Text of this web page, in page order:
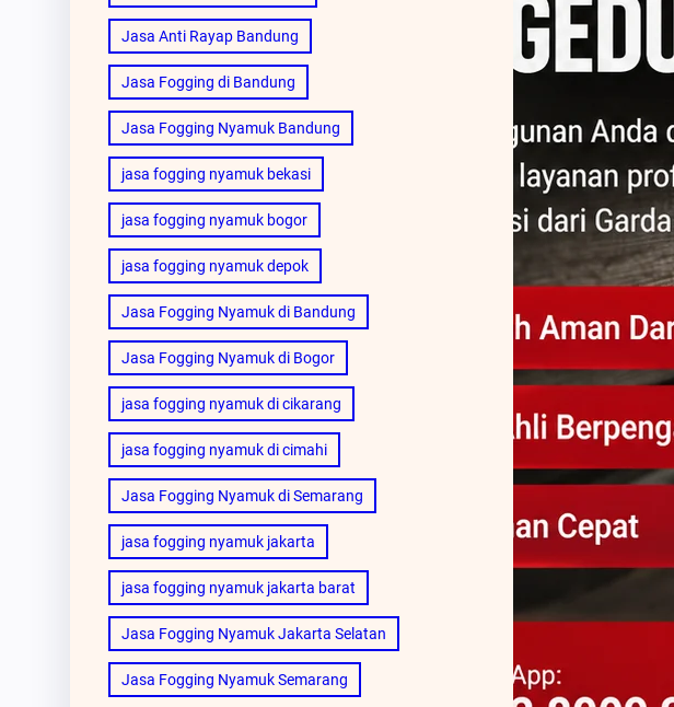
Jasa Anti Rayap Bandung
Jasa Fogging di Bandung
Jasa Fogging Nyamuk Bandung
jasa fogging nyamuk bekasi
jasa fogging nyamuk bogor
jasa fogging nyamuk depok
Jasa Fogging Nyamuk di Bandung
Jasa Fogging Nyamuk di Bogor
jasa fogging nyamuk di cikarang
jasa fogging nyamuk di cimahi
Jasa Fogging Nyamuk di Semarang
jasa fogging nyamuk jakarta
jasa fogging nyamuk jakarta barat
Jasa Fogging Nyamuk Jakarta Selatan
Jasa Fogging Nyamuk Semarang